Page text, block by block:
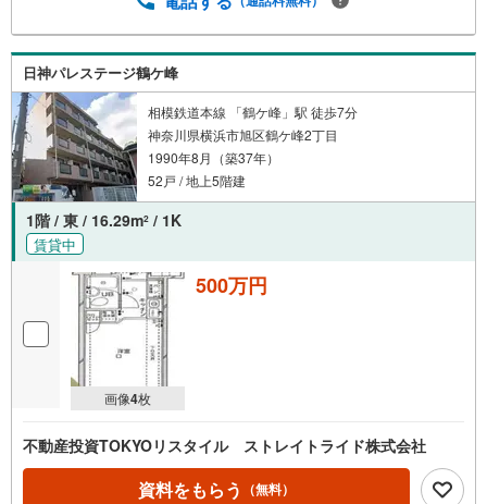
日神パレステージ鶴ケ峰
相模鉄道本線 「鶴ケ峰」駅 徒歩7分
神奈川県横浜市旭区鶴ケ峰2丁目
1990年8月（築37年）
52戸 / 地上5階建
1階 / 東 / 16.29m2 / 1K
賃貸中
画像4枚
500万円
不動産投資TOKYOリスタイル ストレイトライド株式会社
資料をもらう （無料）